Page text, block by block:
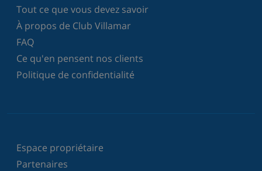
Tout ce que vous devez savoir
À propos de Club Villamar
FAQ
Ce qu'en pensent nos clients
Politique de confidentialité
Espace propriétaire
Partenaires